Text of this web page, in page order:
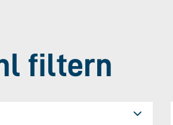
filtern